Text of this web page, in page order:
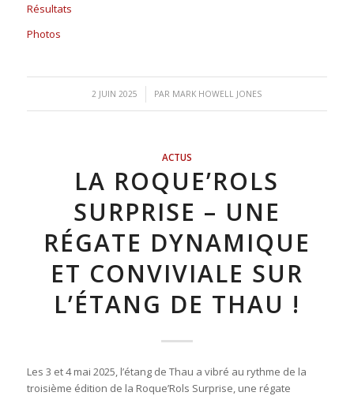
Résultats
Photos
2 JUIN 2025
/ PAR MARK HOWELL JONES
ACTUS
LA ROQUE’ROLS
SURPRISE – UNE
RÉGATE DYNAMIQUE
ET CONVIVIALE SUR
L’ÉTANG DE THAU !
Les 3 et 4 mai 2025, l’étang de Thau a vibré au rythme de la
troisième édition de la Roque’Rols Surprise, une régate